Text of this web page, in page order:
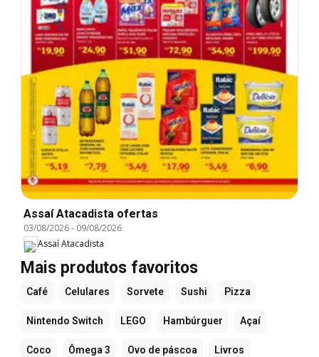
Assaí Atacadista ofertas
03/08/2026- 09/08/2026
Assaí Atacadista
Mais produtos favoritos
Café Celulares Sorvete Sushi Pizza
Nintendo Switch LEGO Hambúrguer Açaí
Coco Ômega 3 Ovo de páscoa Livros